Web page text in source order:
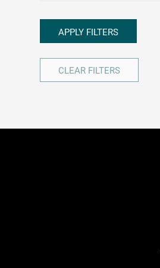
APPLY FILTERS
CLEAR FILTERS